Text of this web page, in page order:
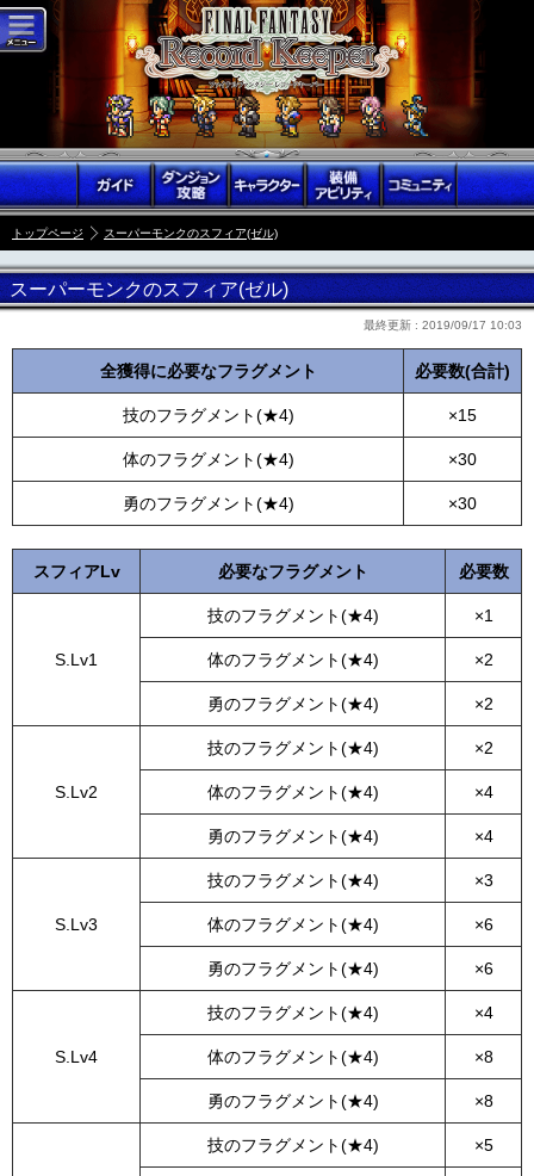
トップページ スーパーモンクのスフィア(ゼル)
スーパーモンクのスフィア(ゼル)
最終更新 : 2019/09/17 10:03
全獲得に必要なフラグメント 必要数(合計)
技のフラグメント(★4) ×15
体のフラグメント(★4) ×30
勇のフラグメント(★4) ×30
スフィアLv 必要なフラグメント 必要数
S.Lv1
技のフラグメント(★4) ×1
体のフラグメント(★4) ×2
勇のフラグメント(★4) ×2
S.Lv2
技のフラグメント(★4) ×2
体のフラグメント(★4) ×4
勇のフラグメント(★4) ×4
S.Lv3
技のフラグメント(★4) ×3
体のフラグメント(★4) ×6
勇のフラグメント(★4) ×6
S.Lv4
技のフラグメント(★4) ×4
体のフラグメント(★4) ×8
勇のフラグメント(★4) ×8
技のフラグメント(★4) ×5